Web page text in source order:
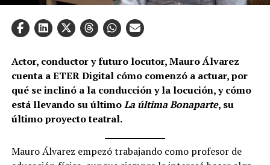
Actor, conductor y futuro locutor, Mauro Álvarez
cuenta a ETER Digital cómo comenzó a actuar, por
qué se inclinó a la conducción y la locución, y cómo
está llevando su últimoLa última Bonaparte, su
último proyecto teatral.
Mauro Álvarez empezó trabajando como profesor de